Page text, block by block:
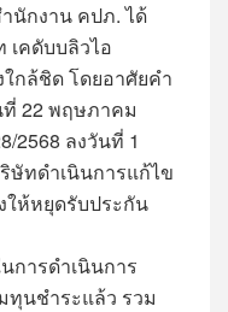
นักงาน คปภ. ได้
เคดับบลิวไอ
กล้ชิด โดยอาศัยคำ
ที่ 22 พฤษภาคม
2568 ลงวันที่ 1
ษัทดำเนินการแก้ไข
ให้หยุดรับประกัน
ารดำเนินการ
ทุนชำระแล้ว รวม